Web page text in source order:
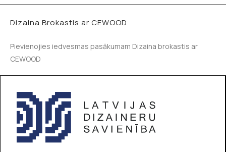
Dizaina Brokastis ar CEWOOD
Pievienojies iedvesmas pasākumam Dizaina brokastis ar
CEWOOD